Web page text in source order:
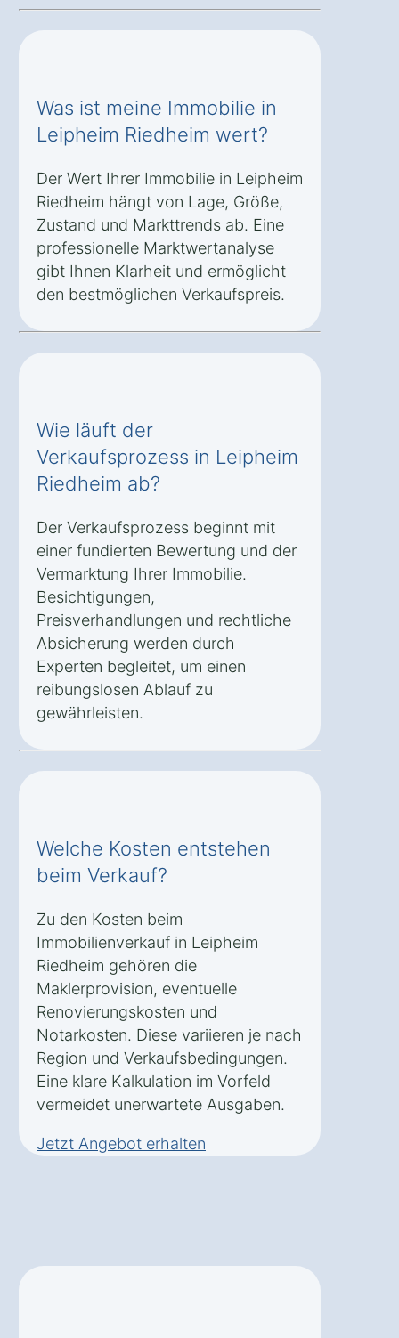
Was ist meine Immobilie in
Leipheim Riedheim wert?
Der Wert Ihrer Immobilie in Leipheim
Riedheim hängt von Lage, Größe,
Zustand und Markttrends ab. Eine
professionelle Marktwertanalyse
gibt Ihnen Klarheit und ermöglicht
den bestmöglichen Verkaufspreis.
Wie läuft der
Verkaufsprozess in Leipheim
Riedheim ab?
Der Verkaufsprozess beginnt mit
einer fundierten Bewertung und der
Vermarktung Ihrer Immobilie.
Besichtigungen,
Preisverhandlungen und rechtliche
Absicherung werden durch
Experten begleitet, um einen
reibungslosen Ablauf zu
gewährleisten.
Welche Kosten entstehen
beim Verkauf?
Zu den Kosten beim
Immobilienverkauf in Leipheim
Riedheim gehören die
Maklerprovision, eventuelle
Renovierungskosten und
Notarkosten. Diese variieren je nach
Region und Verkaufsbedingungen.
Eine klare Kalkulation im Vorfeld
vermeidet unerwartete Ausgaben.
Jetzt Angebot erhalten